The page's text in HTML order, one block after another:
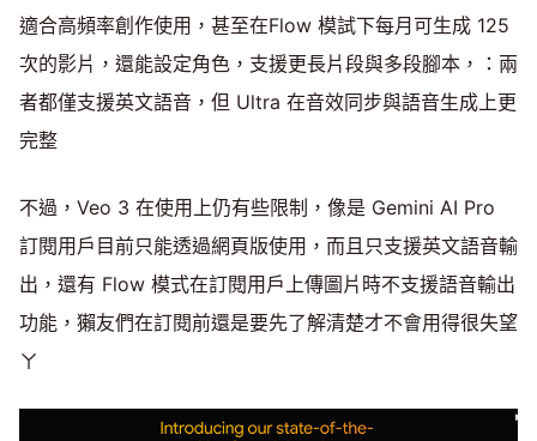
適合高頻率創作使用，甚至在Flow 模試下每月可生成 125
次的影片，還能設定角色，支援更長片段與多段腳本，：兩
者都僅支援英文語音，但 Ultra 在音效同步與語音生成上更
完整
不過，Veo 3 在使用上仍有些限制，像是 Gemini AI Pro
訂閱用戶目前只能透過網頁版使用，而且只支援英文語音輸
出，還有 Flow 模式在訂閱用戶上傳圖片時不支援語音輸出
功能，獺友們在訂閱前還是要先了解清楚才不會用得很失望
ㄚ